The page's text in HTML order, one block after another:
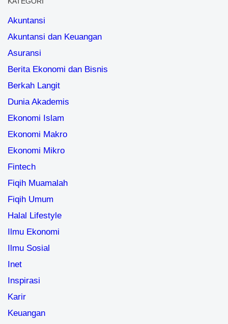
Akuntansi
Akuntansi dan Keuangan
Asuransi
Berita Ekonomi dan Bisnis
Berkah Langit
Dunia Akademis
Ekonomi Islam
Ekonomi Makro
Ekonomi Mikro
Fintech
Fiqih Muamalah
Fiqih Umum
Halal Lifestyle
Ilmu Ekonomi
Ilmu Sosial
Inet
Inspirasi
Karir
Keuangan